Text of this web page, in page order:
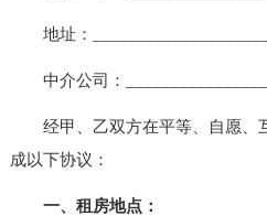
地址：____________________
中介公司：
经甲、乙双方在平等、自愿、
成以下协议：
一、租房地点：